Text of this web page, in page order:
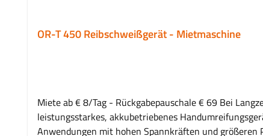
OR-T 450 Reibschweißgerät - Mietmaschine
Miete ab € 8/Tag - Rückgabepauschale € 69 Bei Langzeitmiete ab 3 Monaten: 20
leistungsstarkes, akkubetriebenes
Anwendungen mit hohen Spannkräften und